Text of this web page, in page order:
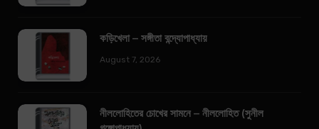
কড়িখেলা – সঙ্গীতা বন্দ্যোপাধ্যায়
August 7, 2026
নীললোহিতের চোখের সামনে – নীললোহিত (সুনীল